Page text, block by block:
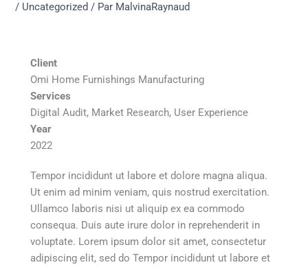
/ Uncategorized / Par MalvinaRaynaud
Client
Omi Home Furnishings Manufacturing
Services
Digital Audit, Market Research, User Experience
Year
2022
Tempor incididunt ut labore et dolore magna aliqua.
Ut enim ad minim veniam, quis nostrud exercitation.
Ullamco laboris nisi ut aliquip ex ea commodo
consequa. Duis aute irure dolor in reprehenderit in
voluptate. Lorem ipsum dolor sit amet, consectetur
adipiscing elit, sed do Tempor incididunt ut labore et